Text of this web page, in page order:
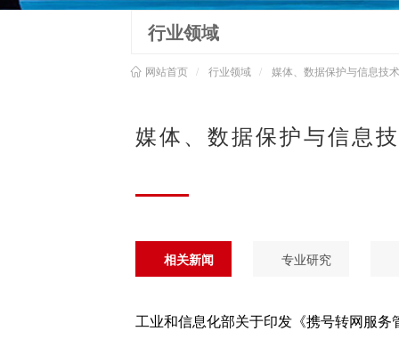
行业领域
网站首页 行业领域 媒体、数据保护与信息技术
媒体、数据保护与信息
相关新闻
工业和信息化部关于印发《携号转网服务
专业研究